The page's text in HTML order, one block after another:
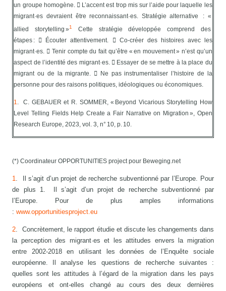
un groupe homogène.  L’accent est trop mis sur l’aide pour laquelle les
migrant·es devraient être reconnaissant·es. Stratégie alternative : «
allied storytelling »1 Cette stratégie développée comprend des
étapes :  Écouter attentivement.
 Co-créer des histoires avec les
migrant·es.  Tenir compte du fait qu’être « en mouvement » n’est qu’un
aspect de l’identité des migrant·es.  Essayer de se mettre à la place du
migrant ou de la migrante.  Ne pas instrumentaliser l’histoire de la
personne pour des raisons politiques, idéologiques ou économiques.
1
. C. GEBAUER et R. SOMMER, « Beyond Vicarious Storytelling How
Level Telling Fields Help Create a Fair Narrative on Migration », Open
Research Europe, 2023, vol. 3, n° 10, p. 10.
(*) Coordinateur OPPORTUNITIES projectpour Beweging.net
1
. Il s’agit d’un projet de recherche subventionné par l’Europe. Pour
de plus 1. Il s’agit d’un projet de recherche subventionné par
l’Europe. Pour de plus amples informations
:www.opportunitiesproject.eu
2 . Concrètement, le rapport étudie et discute les changements dans
la perception des migrant·es et les attitudes envers la migration
entre 2002-2018 en utilisant les données de l’Enquête sociale
européenne. Il analyse les questions de recherche suivantes :
quelles sont les attitudes à l’égard de la migration dans les pays
européens et ont-elles changé au cours des deux dernières